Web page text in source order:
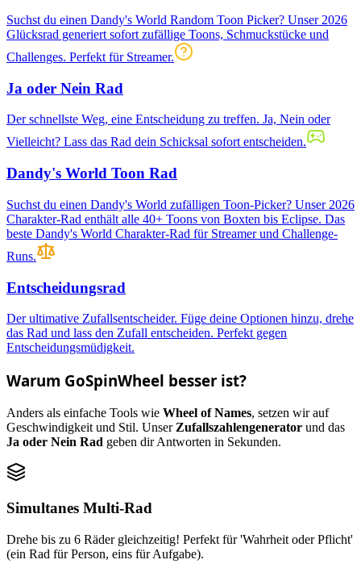
Suchst du einen Dandy's World Random Toon Picker? Unser 2026
Glücksrad generiert sofort zufällige Toons, Schmuckstücke und
Challenges. Perfekt für Streamer.
Ja oder Nein Rad
Der schnellste Weg, eine Entscheidung zu treffen. Ja, Nein oder
Vielleicht? Lass das Rad dein Schicksal sofort entscheiden.
Dandy's World Toon Rad
Suchst du einen Dandy's World zufälligen Toon-Picker? Unser 2026
Charakter-Rad enthält alle 40+ Toons von Boxten bis Eclipse. Das
beste Dandy's World Charakter-Rad für Streamer und Challenge-
Runs.
Entscheidungsrad
Der ultimative Zufallsentscheider. Füge deine Optionen hinzu, drehe
das Rad und lass den Zufall entscheiden. Perfekt gegen
Entscheidungsmüdigkeit.
Warum GoSpinWheel besser ist?
Anders als einfache Tools wie Wheel of Names, setzen wir auf
Geschwindigkeit und Stil. Unser Zufallszahlengenerator und das
Ja oder Nein Rad geben dir Antworten in Sekunden.
Simultanes Multi-Rad
Drehe bis zu 6 Räder gleichzeitig! Perfekt für 'Wahrheit oder Pflicht'
(ein Rad für Person, eins für Aufgabe).